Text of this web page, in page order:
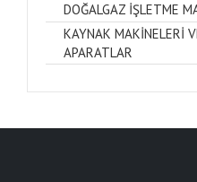
DOĞALGAZ İŞLETME
KAYNAK MAKİNELERİ
APARATLAR